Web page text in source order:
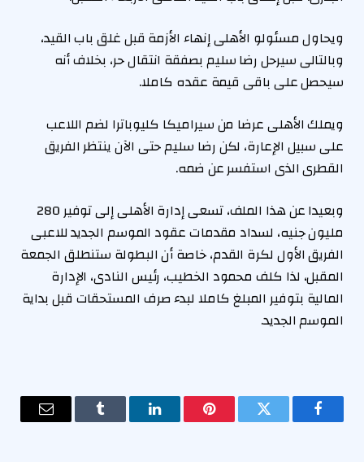
ويحاول مسئولو الأهلى إنهاء الأزمة قبل غلق باب القيد،
وبالتالى سيرحل رضا سليم بصفقة انتقال حر، بخلاف أنه
سيحصل على باقى قيمة عقده كاملا.
ويملك الأهلى عرضا من سيراميكا كليوباترا لضم اللاعب
على سبيل الإعارة، لكن رضا سليم حتى الآن ينتظر الفريق
القطرى الذى استفسر عن ضمه.
وبعيدا عن هذا الملف، تسعى إدارة الأهلى إلى توفير 280
مليون جنيه، لسداد مقدمات عقود الموسم الجديد للاعبى
الفريق الأول لكرة القدم، خاصة أن البطولة ستنطلق الجمعة
المقبل، لذا كلف محمود الخطيب، رئيس النادى، الإدارة
المالية بتوفير المبلغ كاملا لبدء صرف المستحقات قبل بداية
الموسم الجديد.
فيسبوك تويتر بينتيريستلينكدإن Tumblr
البريد